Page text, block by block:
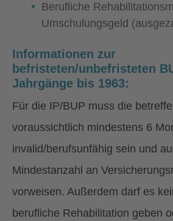
Berufliche
Umschulungsgeld
Informationen zur
befristeten/unbefristeten
Jahrgänge bis 1963:
Für die IP/BUP muss die
voraussichtlich mindestens 6
invalid/berufsunfähig sein und
Mindestanzahl an
vorweisen. Außerdem darf es
berufliche Rehabilitation geben